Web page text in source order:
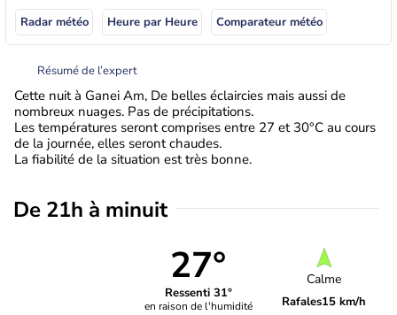
Radar météo Heure par Heure Comparateur météo
Résumé de l’expert
Cette nuit à Ganei Am, De belles éclaircies mais aussi de
nombreux nuages. Pas de précipitations.
Les températures seront comprises entre 27 et 30°C au cours
de la journée, elles seront chaudes.
La fiabilité de la situation est très bonne.
De 21h à minuit
27°
Ressenti 31°
en raison de l'humidité
Calme
Rafales15 km/h